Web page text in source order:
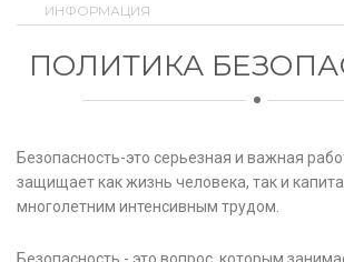
ИНФОРМАЦИЯ
ПОЛИТИКА
Безопасность-это серьезная и важная
защищает как жизнь человека, так и
многолетним интенсивным трудом.